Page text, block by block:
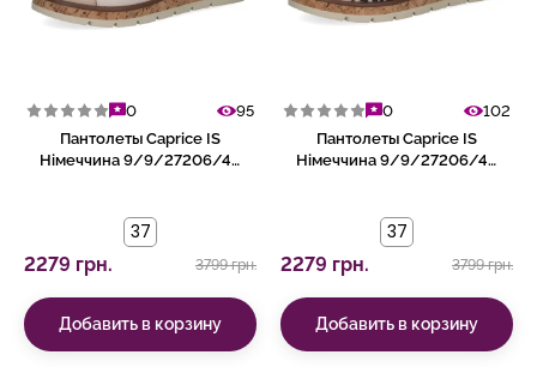
0
95
Пантолеты Caprice IS
Німеччина 9/9/27206/44
37
2279 грн. 3799 грн.
Добавить в корзину
0
102
Пантолеты Caprice IS
Німеччина 9/9/27206/44
37
2279 грн. 3799 грн.
Добавить в корзину